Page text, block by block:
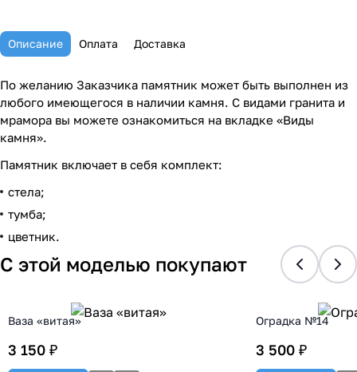
Описание Оплата Доставка
По желанию Заказчика памятник может быть выполнен из
любого имеющегося в наличии камня. С видами гранита и
мрамора вы можете ознакомиться на вкладке «Виды
камня».
Памятник включает в себя комплект:
стела;
тумба;
цветник.
С этой моделью покупают
Ваза «витая»
3 150 ₽
Оградка №14
3 500 ₽